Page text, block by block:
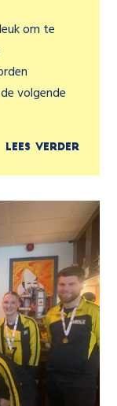
om te
volgende
Lees verder